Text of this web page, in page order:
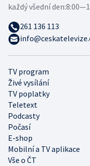
TV program
Živé vysílání
TV poplatky
Teletext
Podcasty
Počasí
E-shop
Mobilní a TV aplikace
Vše o ČT
každý všední den:
261 136 113